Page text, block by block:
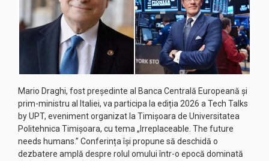
Mario Draghi, fost președinte al Banca Centrală Europeană și
prim-ministru al Italiei, va participa la ediția 2026 a Tech Talks
by UPT, eveniment organizat la Timișoara de Universitatea
Politehnica Timișoara, cu tema „Irreplaceable. The future
needs humans.” Conferința își propune să deschidă o
dezbatere amplă despre rolul omului într-o epocă dominată